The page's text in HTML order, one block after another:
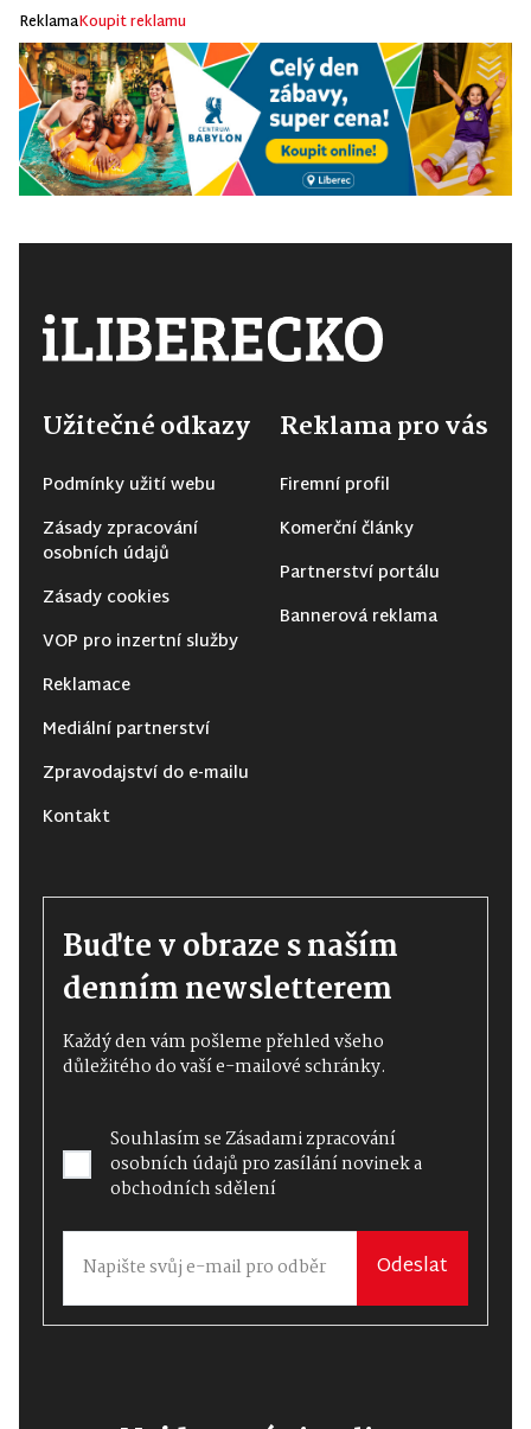
ReklamaKoupit reklamu
Užitečné odkazy
Podmínky užití webu
Zásady zpracování
osobních údajů
Zásady cookies
VOP pro inzertní služby
Reklamace
Mediální partnerství
Zpravodajství do e-mailu
Kontakt
Reklama pro vás
Firemní profil
Komerční články
Partnerství portálu
Bannerová reklama
Buďte v obraze s naším
denním newsletterem
Každý den vám pošleme přehled všeho
důležitého do vaší e-mailové schránky.
Souhlasím seZásadami zpracování
osobních údajůpro zasílání novinek a
obchodních sdělení
Odeslat